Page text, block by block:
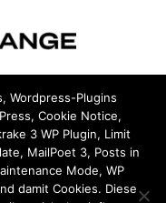
haben einePledge
Wordpress-Plugins
Cookie Notice,
3 WP Plugin, Limit
MailPoet 3, Posts in
Mode, WP
damit Cookies. Diese